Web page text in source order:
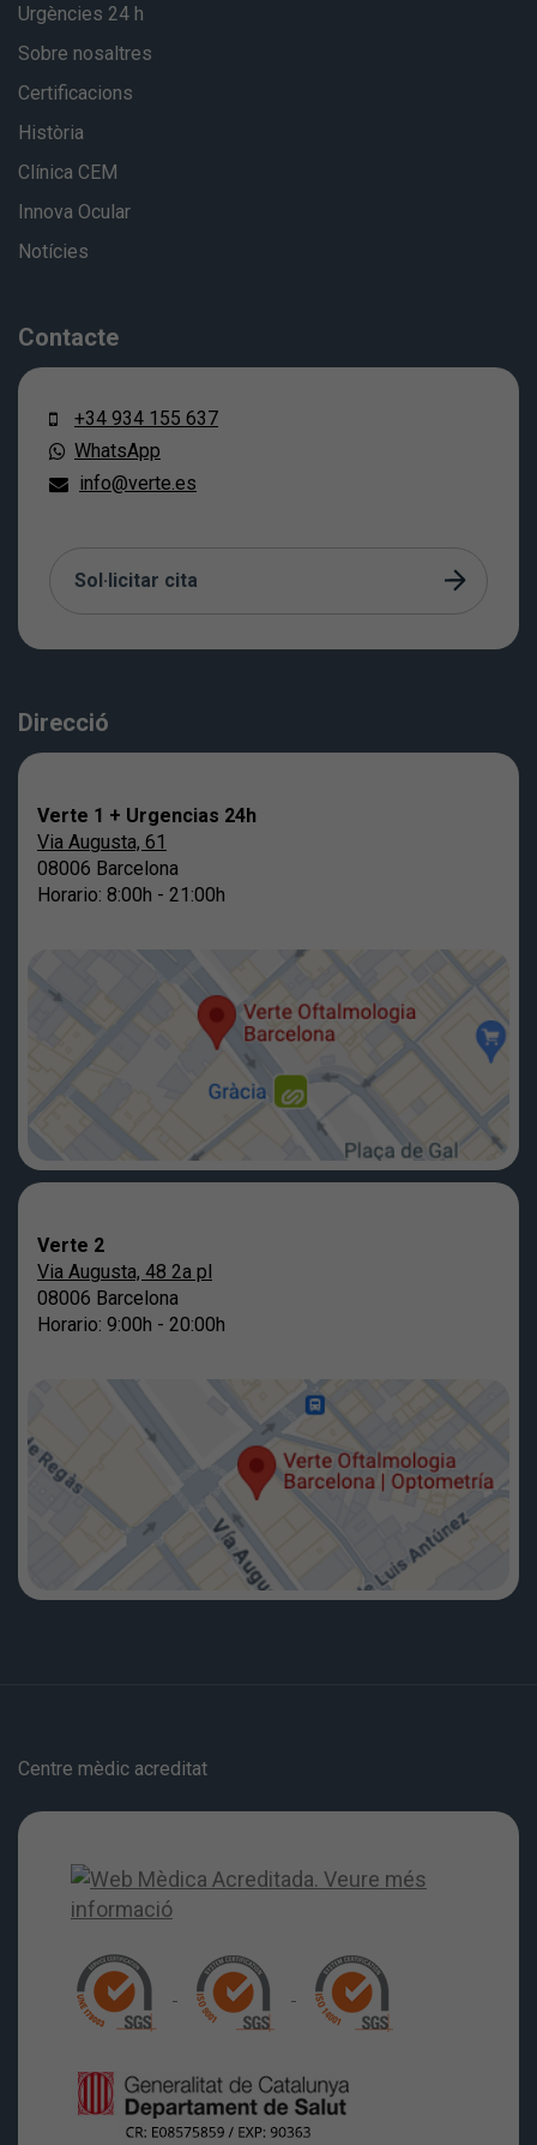
Urgències 24 h
Sobre nosaltres
Certificacions
Història
Clínica CEM
Innova Ocular
Notícies
Contacte
+34 934 155 637
WhatsApp
info@verte.es
Sol·licitar cita
Direcció
Verte 1 + Urgencias 24h
Via Augusta, 61
08006 Barcelona
Horario: 8:00h - 21:00h
Verte 2
Via Augusta, 48 2a pl
08006 Barcelona
Horario: 9:00h - 20:00h
Centre mèdic acreditat